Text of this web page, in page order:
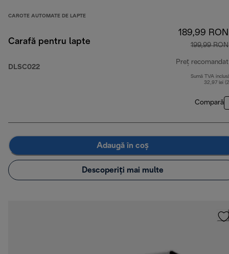
CAROTE AUTOMATE DE LAPTE
Carafă pentru lapte
DLSC022
189,99 RON
199,99 RON
Preț recomandat
Sumă TVA
32,97 lei
Compară
Adaugă în coș
Descoperiți mai multe